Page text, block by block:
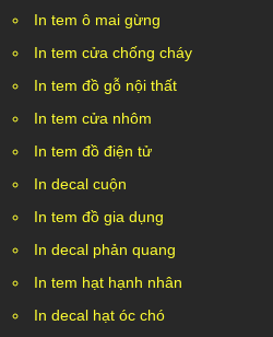
In tem ô mai gừng
In tem cửa chống cháy
In tem đồ gỗ nội thất
In tem cửa nhôm
In tem đồ điện tử
In decal cuộn
In tem đồ gia dụng
In decal phản quang
In tem hạt hạnh nhân
In decal hạt óc chó